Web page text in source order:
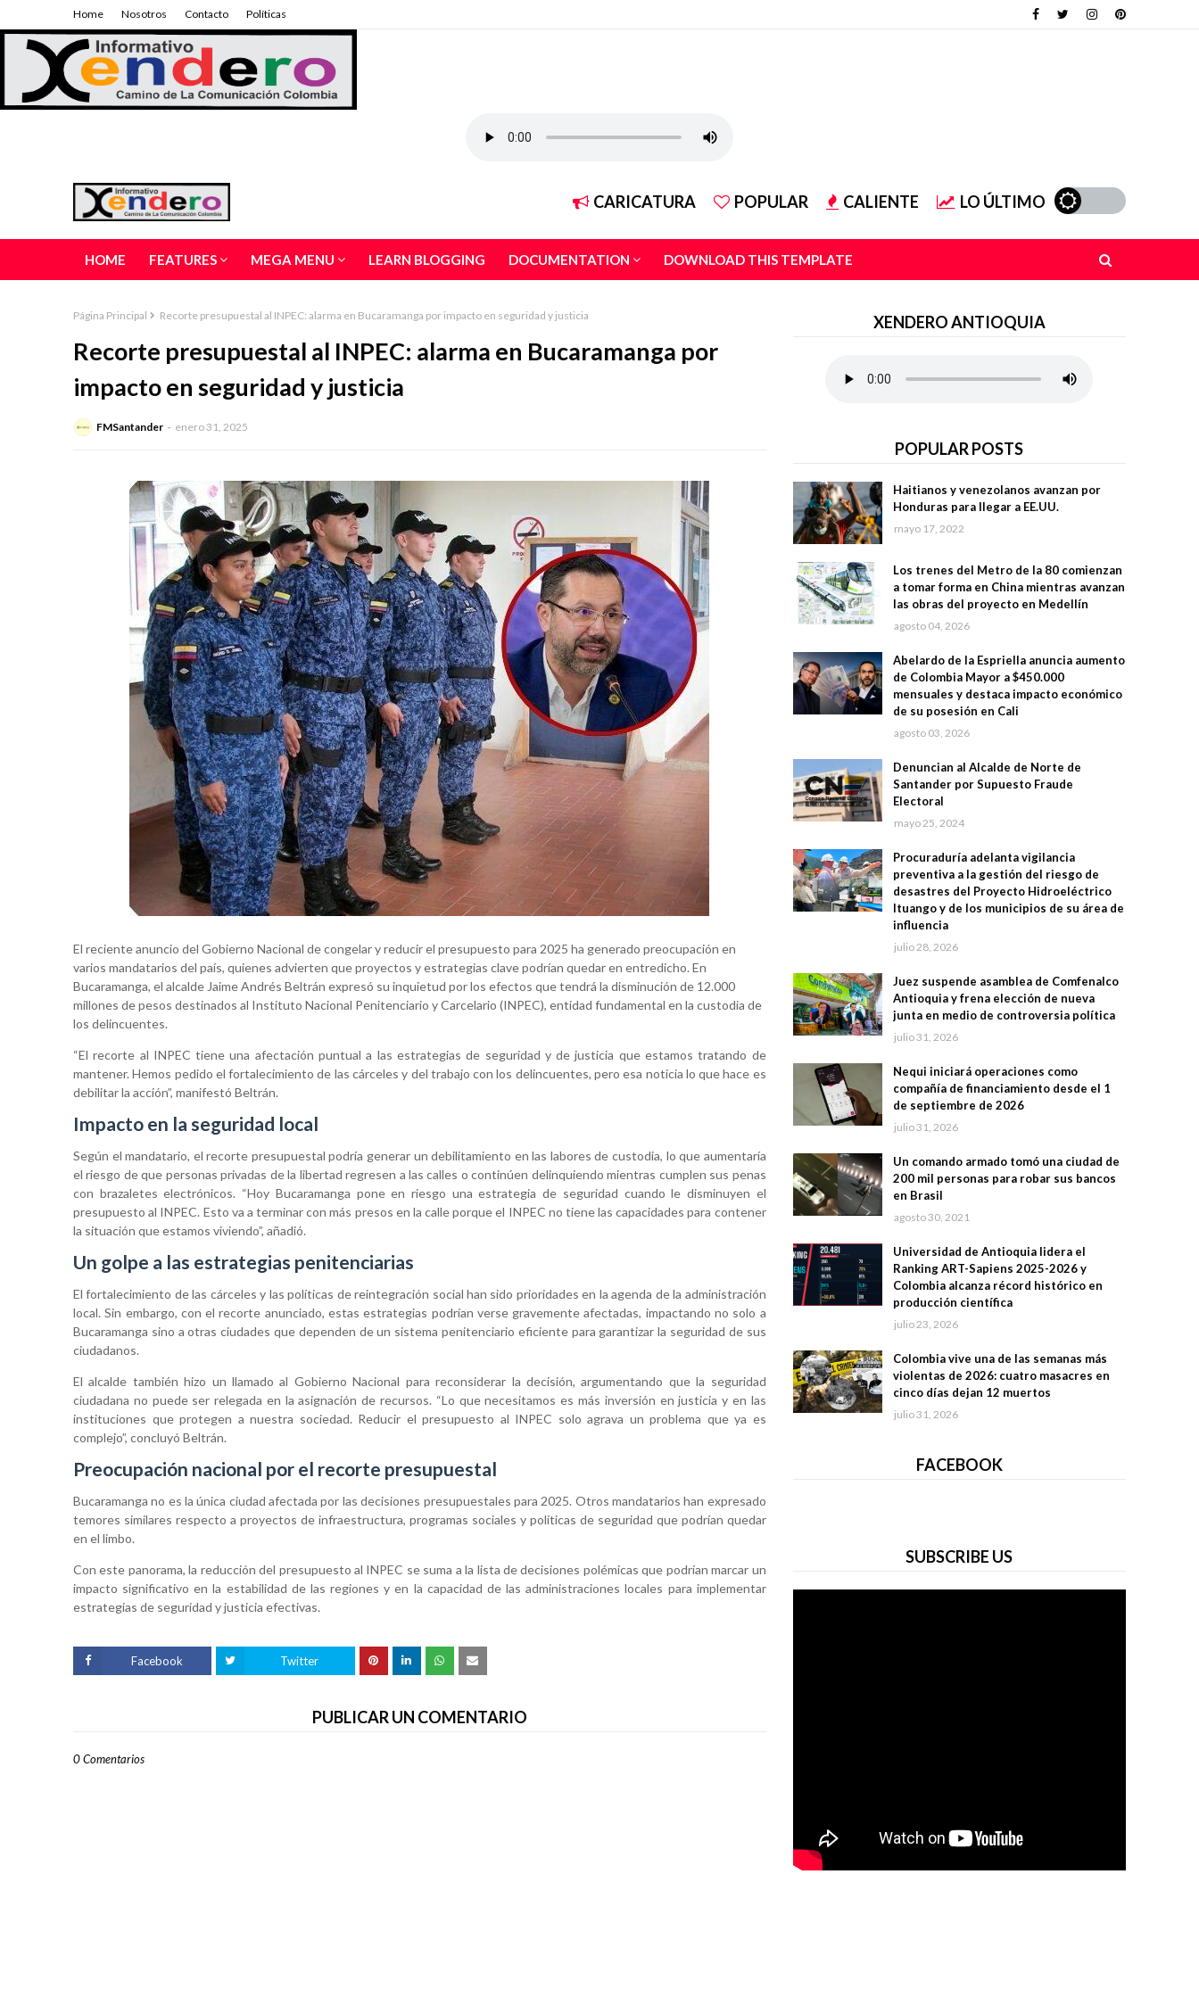
Home Nosotros Contacto Políticas
CARICATURA POPULAR CALIENTE LO ÚLTIMO
HOME FEATURES MEGA MENU LEARN BLOGGING DOCUMENTATION DOWNLOAD THIS TEMPLATE
Página Principal Recorte presupuestal al INPEC: alarma en Bucaramanga por impacto en seguridad y justicia
Recorte presupuestal al INPEC: alarma en Bucaramanga por
impacto en seguridad y justicia
FMSantander enero 31, 2025
El reciente anuncio del Gobierno Nacional de congelar y reducir el presupuesto para 2025 ha generado preocupación en
varios mandatarios del país, quienes advierten que proyectos y estrategias clave podrían quedar en entredicho. En
Bucaramanga, el alcalde Jaime Andrés Beltrán expresó su inquietud por los efectos que tendrá la disminución de 12.000
millones de pesos destinados al Instituto Nacional Penitenciario y Carcelario (INPEC), entidad fundamental en la custodia de
los delincuentes.
“El recorte al INPEC tiene una afectación puntual a las estrategias de seguridad y de justicia que estamos tratando de
mantener. Hemos pedido el fortalecimiento de las cárceles y del trabajo con los delincuentes, pero esa noticia lo que hace es
debilitar la acción”, manifestó Beltrán.
Impacto en la seguridad local
Según el mandatario, el recorte presupuestal podría generar un debilitamiento en las labores de custodia, lo que aumentaría
el riesgo de que personas privadas de la libertad regresen a las calles o continúen delinquiendo mientras cumplen sus penas
con brazaletes electrónicos. “Hoy Bucaramanga pone en riesgo una estrategia de seguridad cuando le disminuyen el
presupuesto al INPEC. Esto va a terminar con más presos en la calle porque el INPEC no tiene las capacidades para contener
la situación que estamos viviendo”, añadió.
Un golpe a las estrategias penitenciarias
El fortalecimiento de las cárceles y las políticas de reintegración social han sido prioridades en la agenda de la administración
local. Sin embargo, con el recorte anunciado, estas estrategias podrían verse gravemente afectadas, impactando no solo a
Bucaramanga sino a otras ciudades que dependen de un sistema penitenciario eficiente para garantizar la seguridad de sus
ciudadanos.
El alcalde también hizo un llamado al Gobierno Nacional para reconsiderar la decisión, argumentando que la seguridad
ciudadana no puede ser relegada en la asignación de recursos. “Lo que necesitamos es más inversión en justicia y en las
instituciones que protegen a nuestra sociedad. Reducir el presupuesto al INPEC solo agrava un problema que ya es
complejo”, concluyó Beltrán.
Preocupación nacional por el recorte presupuestal
Bucaramanga no es la única ciudad afectada por las decisiones presupuestales para 2025. Otros mandatarios han expresado
temores similares respecto a proyectos de infraestructura, programas sociales y políticas de seguridad que podrían quedar
en el limbo.
Con este panorama, la reducción del presupuesto al INPEC se suma a la lista de decisiones polémicas que podrían marcar un
impacto significativo en la estabilidad de las regiones y en la capacidad de las administraciones locales para implementar
estrategias de seguridad y justicia efectivas.
Facebook Twitter
PUBLICAR UN COMENTARIO
0 Comentarios
XENDERO ANTIOQUIA
POPULAR POSTS
Haitianos y venezolanos avanzan por
Honduras para llegar a EE.UU.
mayo 17, 2022
Los trenes del Metro de la 80 comienzan
a tomar forma en China mientras avanzan
las obras del proyecto en Medellín
agosto 04, 2026
Abelardo de la Espriella anuncia aumento
de Colombia Mayor a $450.000
mensuales y destaca impacto económico
de su posesión en Cali
agosto 03, 2026
Denuncian al Alcalde de Norte de
Santander por Supuesto Fraude
Electoral
mayo 25, 2024
Procuraduría adelanta vigilancia
preventiva a la gestión del riesgo de
desastres del Proyecto Hidroeléctrico
Ituango y de los municipios de su área de
influencia
julio 28, 2026
Juez suspende asamblea de Comfenalco
Antioquia y frena elección de nueva
junta en medio de controversia política
julio 31, 2026
Nequi iniciará operaciones como
compañía de financiamiento desde el 1
de septiembre de 2026
julio 31, 2026
Un comando armado tomó una ciudad de
200 mil personas para robar sus bancos
en Brasil
agosto 30, 2021
Universidad de Antioquia lidera el
Ranking ART-Sapiens 2025-2026 y
Colombia alcanza récord histórico en
producción científica
julio 23, 2026
Colombia vive una de las semanas más
violentas de 2026: cuatro masacres en
cinco días dejan 12 muertos
julio 31, 2026
FACEBOOK
SUBSCRIBE US